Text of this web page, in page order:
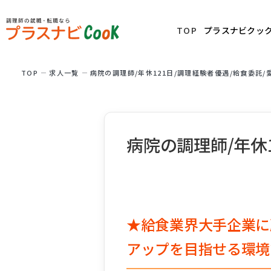
TOP プラスナビクッ
TOP 求⼈⼀覧 病院の調理師/年休121日/調理経験者優遇/給食委託/
病院の調理師/年
★給食業界大手企業
アップを目指せる環